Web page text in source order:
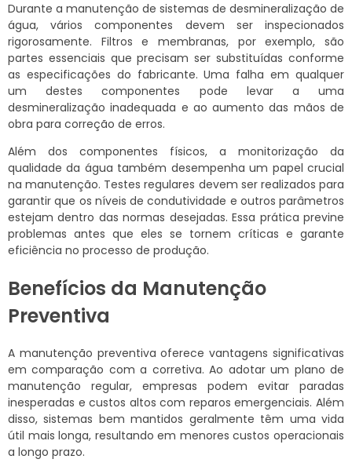
Durante a manutenção de sistemas de desmineralização de
água, vários componentes devem ser inspecionados
rigorosamente. Filtros e membranas, por exemplo, são
partes essenciais que precisam ser substituídas conforme
as especificações do fabricante. Uma falha em qualquer
um destes componentes pode levar a uma
desmineralização inadequada e ao aumento das mãos de
obra para correção de erros.
Além dos componentes físicos, a monitorização da
qualidade da água também desempenha um papel crucial
na manutenção. Testes regulares devem ser realizados para
garantir que os níveis de condutividade e outros parâmetros
estejam dentro das normas desejadas. Essa prática previne
problemas antes que eles se tornem críticas e garante
eficiência no processo de produção.
Benefícios da Manutenção
Preventiva
A manutenção preventiva oferece vantagens significativas
em comparação com a corretiva. Ao adotar um plano de
manutenção regular, empresas podem evitar paradas
inesperadas e custos altos com reparos emergenciais. Além
disso, sistemas bem mantidos geralmente têm uma vida
útil mais longa, resultando em menores custos operacionais
a longo prazo.